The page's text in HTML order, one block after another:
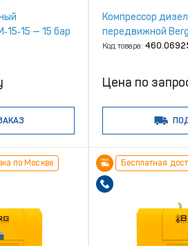
— 15 бар
Компрессор
передвижной
Код товара:
Цена по
по Москве Бесплатная